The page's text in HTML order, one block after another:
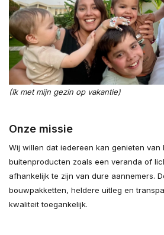
(Ik met mijn gezin op vakantie)
Onze missie
Wij willen dat iedereen kan genieten van
buitenproducten zoals een veranda of
afhankelijk te zijn van dure aannemers.
bouwpakketten, heldere uitleg en
kwaliteit toegankelijk.